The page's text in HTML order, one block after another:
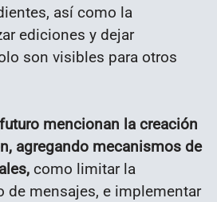
así como la
ediciones y dejar
son visibles para otros
mencionan la creación
agregando mecanismos de
como limitar la
de mensajes, e implementar